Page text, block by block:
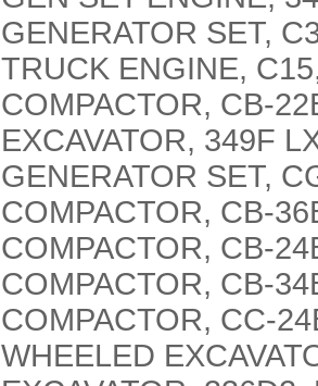
GENERATOR SET,
TRUCK ENGINE,
COMPACTOR, CB-
EXCAVATOR, 349F
GENERATOR SET,
COMPACTOR, CB-
COMPACTOR, CB-
COMPACTOR, CB-
COMPACTOR, CC-
WHEELED